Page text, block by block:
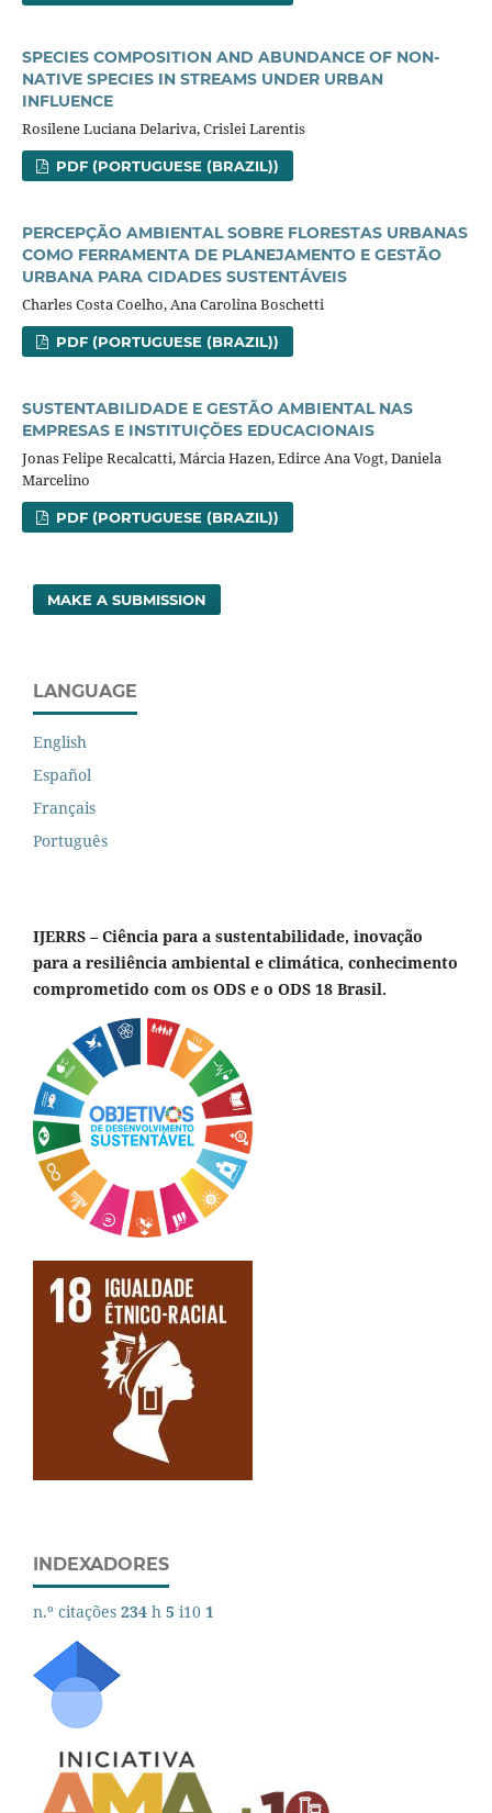
SPECIES COMPOSITION AND ABUNDANCE OF NON-
NATIVE SPECIES IN STREAMS UNDER URBAN
INFLUENCE
Rosilene Luciana Delariva, Crislei Larentis
PDF (PORTUGUESE (BRAZIL))
PERCEPÇÃO AMBIENTAL SOBRE FLORESTAS URBANAS
COMO FERRAMENTA DE PLANEJAMENTO E GESTÃO
URBANA PARA CIDADES SUSTENTÁVEIS
Charles Costa Coelho, Ana Carolina Boschetti
PDF (PORTUGUESE (BRAZIL))
SUSTENTABILIDADE E GESTÃO AMBIENTAL NAS
EMPRESAS E INSTITUIÇÕES EDUCACIONAIS
Jonas Felipe Recalcatti, Márcia Hazen, Edirce Ana Vogt, Daniela
Marcelino
PDF (PORTUGUESE (BRAZIL))
MAKE A SUBMISSION
LANGUAGE
English
Español
Français
Português
IJERRS – Ciência para a sustentabilidade, inovação
para a resiliência ambiental e climática, conhecimento
comprometido com os ODS e o ODS 18 Brasil.
INDEXADORES
n.º citações 234 h 5 i10 1